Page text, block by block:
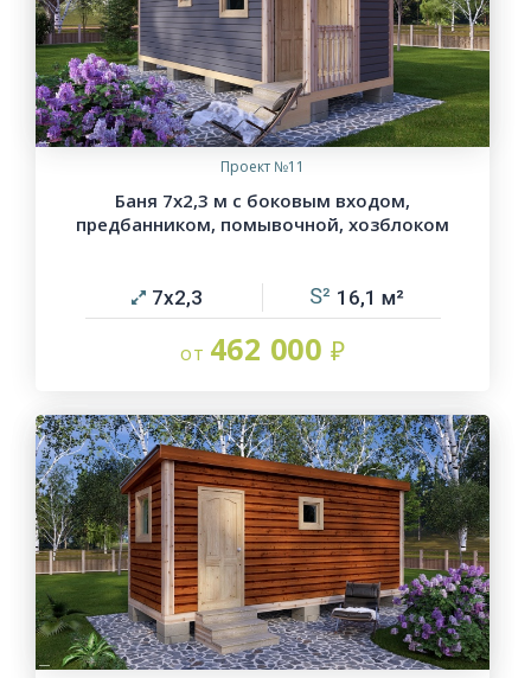
Проект №11
Баня 7х2,3 м с боковым входом,
предбанником, помывочной, хозблоком
7х2,3 16,1
462 000